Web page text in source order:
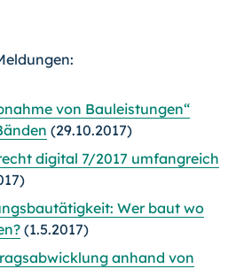
von Bauleistungen“
(29.10.2017)
digital 7/2017 umfangreich
Wer baut wo
(1.5.2017)
anhand von